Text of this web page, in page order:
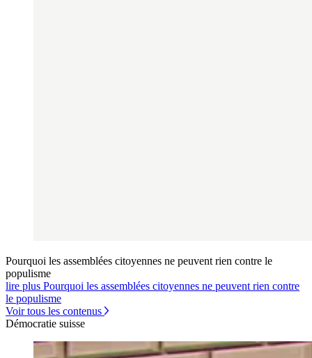
Pourquoi les assemblées citoyennes ne peuvent rien contre le
populisme
lire plus Pourquoi les assemblées citoyennes ne peuvent rien contre
le populisme
Voir tous les contenus
Démocratie suisse